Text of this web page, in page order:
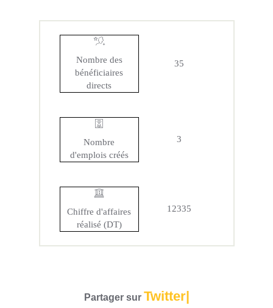
Nombre des
bénéficiaires
directs
35
Nombre
d'emplois créés
3
Chiffre d'affaires
réalisé (DT)
12335
Partager sur Twitter